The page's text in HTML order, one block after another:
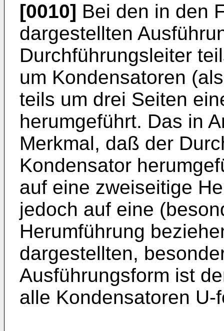
[0010] Bei den in den
dargestellten
Durchführungsleiter
um Kondensatoren
teils um drei Seiten
herumgeführt. Das in
Merkmal, daß der
Kondensator
auf eine zweiseitige
jedoch auf eine
Herumführung
dargestellten,
Ausführungsform ist
alle Kondensatoren